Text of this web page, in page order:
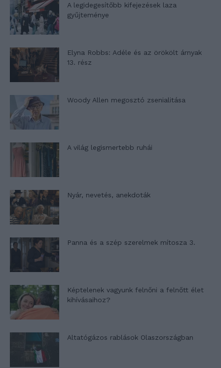
A legidegesítőbb kifejezések laza
gyűjteménye
Elyna Robbs: Adéle és az örökölt árnyak
13. rész
Woody Allen megosztó zsenialitása
A világ legismertebb ruhái
Nyár, nevetés, anekdoták
Panna és a szép szerelmek mítosza 3.
Képtelenek vagyunk felnőni a felnőtt élet
kihívásaihoz?
Altatógázos rablások Olaszországban